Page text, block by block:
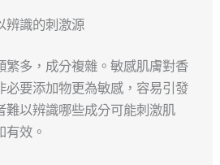
辨識的刺激源
繁多，成分複雜。敏感肌膚對香
必要添加物更為敏感，容易引發
難以辨識哪些成分可能刺激肌
有效。